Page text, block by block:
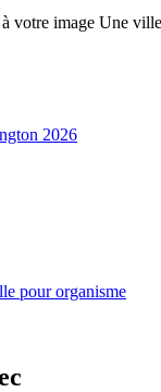
votre image Une
2026
pour organisme